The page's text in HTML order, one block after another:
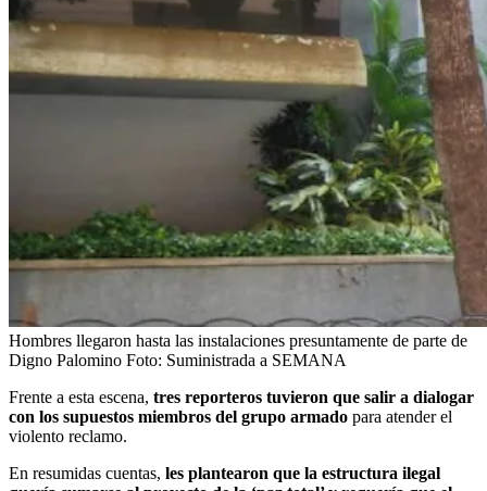
Hombres llegaron hasta las instalaciones presuntamente de parte de
Digno Palomino Foto: Suministrada a SEMANA
Frente a esta escena, tres reporteros tuvieron que salir a dialogar
con los supuestos miembros del grupo armado para atender el
violento reclamo.
En resumidas cuentas, les plantearon que la estructura ilegal